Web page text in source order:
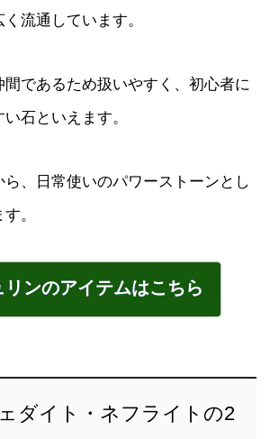
流通しています。
間であるため扱いやすく、初心者に
石といえます。
ら、日常使いのパワーストーンとし
。
リンのアイテムはこちら
ダイト・ネフライトの2